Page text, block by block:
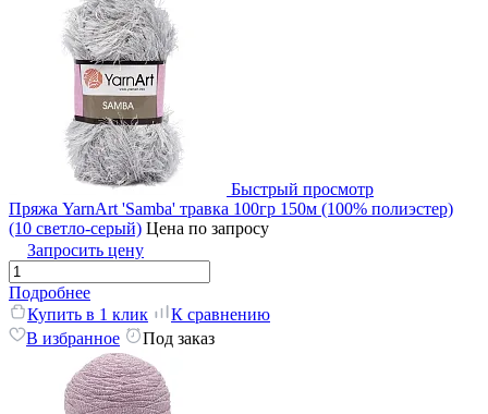
Быстрый просмотр
Пряжа YarnArt 'Samba' травка 100гр 150м (100% полиэстер)
(10 светло-серый) Цена по запросу
Запросить цену
Подробнее
Купить в 1 клик
К сравнению
В избранное
Под заказ